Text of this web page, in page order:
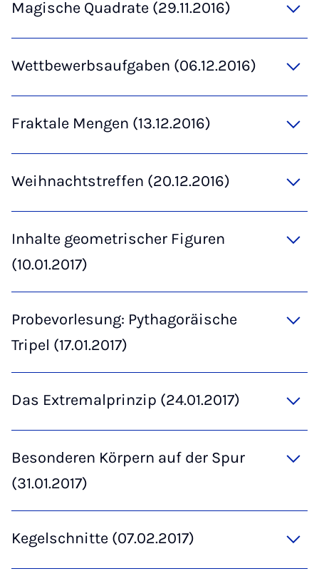
Magische Quadrate (29.11.2016)
Wettbewerbsaufgaben (06.12.2016)
Fraktale Mengen (13.12.2016)
Weihnachtstreffen (20.12.2016)
Inhalte geometrischer Figuren
(10.01.2017)
Probevorlesung: Pythagoräische
Tripel (17.01.2017)
Das Extremalprinzip (24.01.2017)
Besonderen Körpern auf der Spur
(31.01.2017)
Kegelschnitte (07.02.2017)